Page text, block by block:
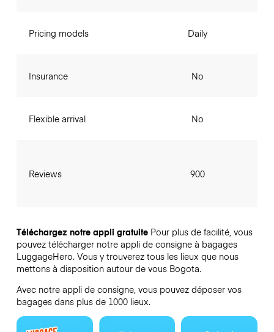
Pricing models
Insurance
Flexible arrival
Reviews
Daily
No
No
900
Téléchargez notre appli gratuite Pour plus de facilité, vous
pouvez télécharger notre appli de consigne à bagages
LuggageHero. Vous y trouverez tous les lieux que nous
mettons à disposition autour de vous Bogota.
Avec notre appli de consigne, vous pouvez déposer vos
bagages dans plus de 1000 lieux.